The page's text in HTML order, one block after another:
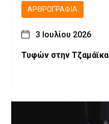
ΑΡΘΡΟΓΡΑΦΊΑ
3 Ιουλίου 2026
Τυφών στην Τζαμάϊκα